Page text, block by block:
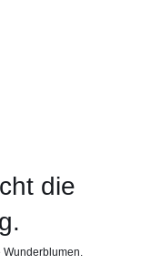
die
Wunderblumen.